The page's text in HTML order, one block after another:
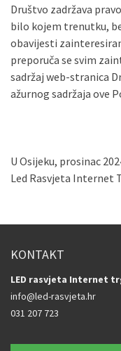
Društvo zadržava
bilo kojem trenutku,
obavijesti
preporuča se svim
sadržaj web-stranica
ažurnog sadržaja ove
U Osijeku, prosinac
Led Rasvjeta Internet
KONTAKT
LED rasvjeta Internet
info@led-rasvjeta.hr
031 207 723